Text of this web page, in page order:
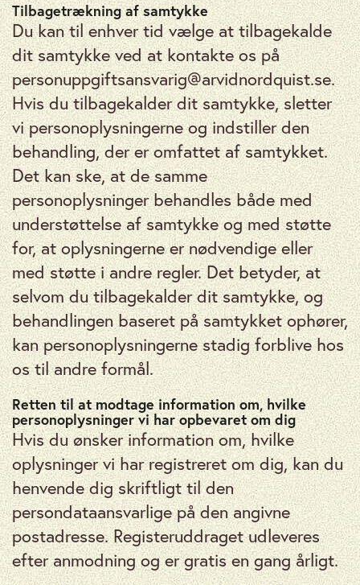
Tilbagetrækning af samtykke
Du kan til enhver tid vælge at tilbagekalde
dit samtykke ved at kontakte os på
personuppgiftsansvarig@arvidnordquist.se.
Hvis du tilbagekalder dit samtykke, sletter
vi personoplysningerne og indstiller den
behandling, der er omfattet af samtykket.
Det kan ske, at de samme
personoplysninger behandles både med
understøttelse af samtykke og med støtte
for, at oplysningerne er nødvendige eller
med støtte i andre regler. Det betyder, at
selvom du tilbagekalder dit samtykke, og
behandlingen baseret på samtykket ophører,
kan personoplysningerne stadig forblive hos
os til andre formål.
Retten til at modtage information om, hvilke
personoplysninger vi har opbevaret om dig
Hvis du ønsker information om, hvilke
oplysninger vi har registreret om dig, kan du
henvende dig skriftligt til den
persondataansvarlige på den angivne
postadresse. Registeruddraget udleveres
efter anmodning og er gratis en gang årligt.